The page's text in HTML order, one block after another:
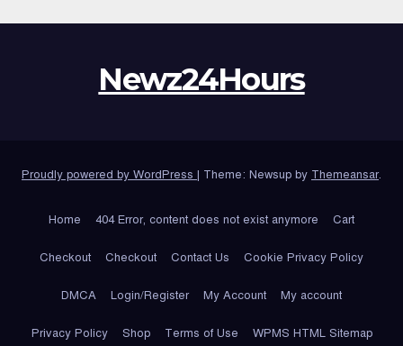
Newz24Hours
Proudly powered by WordPress | Theme: Newsup by Themeansar.
Home 404 Error, content does not exist anymore Cart
Checkout Checkout Contact Us Cookie Privacy Policy
DMCA Login/Register My Account My account
Privacy Policy Shop Terms of Use WPMS HTML Sitemap